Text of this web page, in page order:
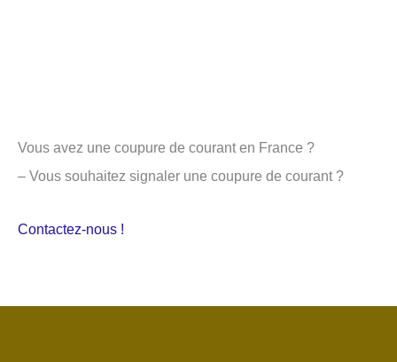
Vous avez une coupure de courant en France ?
– Vous souhaitez signaler une coupure de courant ?
Contactez-nous !